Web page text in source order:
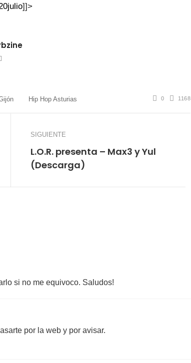
]]>
Hip Hop Asturias 0 1168
SIGUIENTE
L.O.R. presenta – Max3 y Yul
(Descarga)
si no me equivoco. Saludos!
por la web y por avisar.